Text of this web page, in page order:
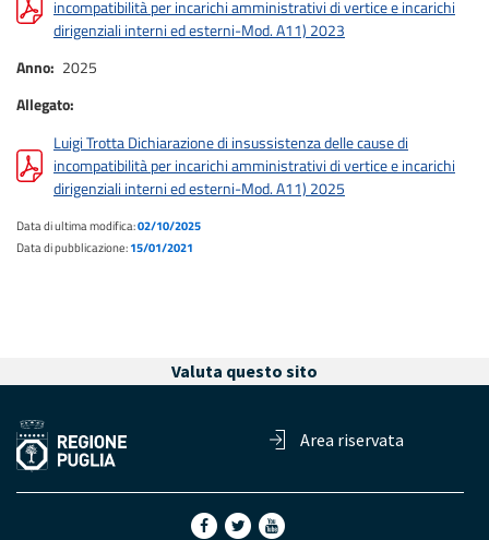
incompatibilità per incarichi amministrativi di vertice e incarichi
dirigenziali interni ed esterni-Mod. A11) 2023
Anno 2025
Allegato
Luigi Trotta Dichiarazione di insussistenza delle cause di
incompatibilità per incarichi amministrativi di vertice e incarichi
dirigenziali interni ed esterni-Mod. A11) 2025
Data di ultima modifica:02/10/2025
Data di pubblicazione:15/01/2021
Valuta questo sito
Area riservata